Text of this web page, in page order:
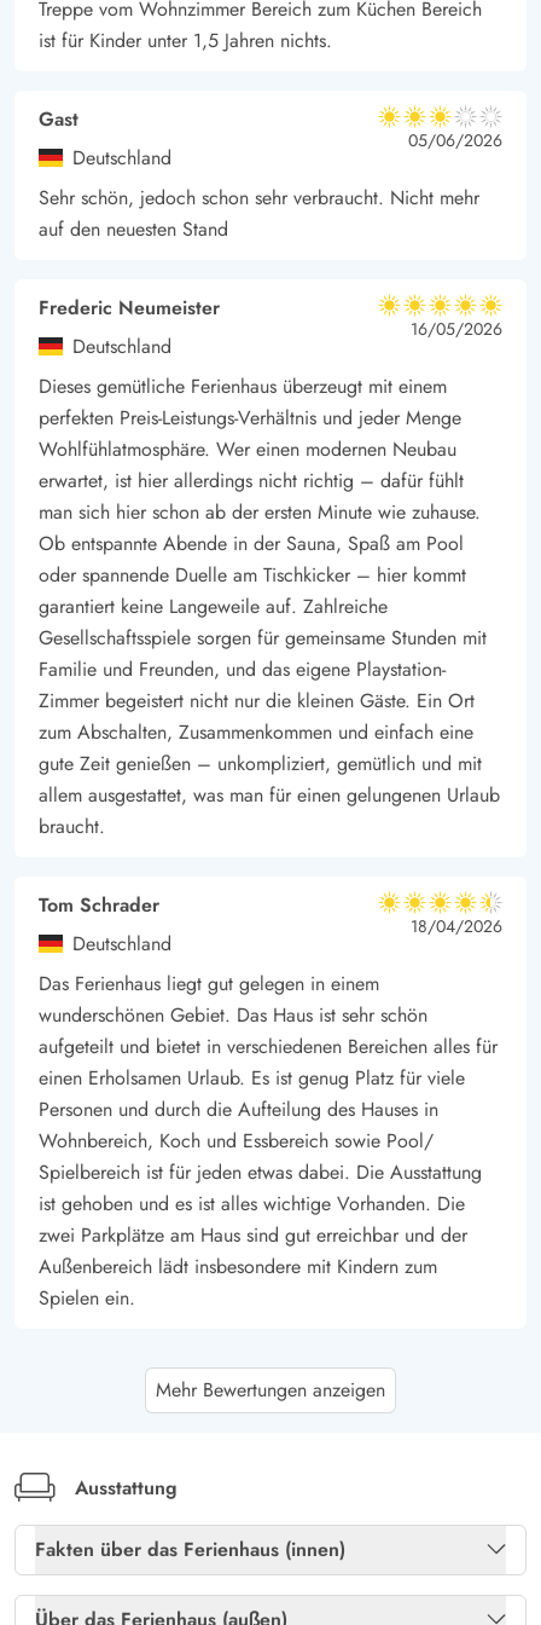
Spielspaß. Auch ein Trampolin sorgt für Spaß mit der ganzen
Zusätzlich sorgt die Lage des Ferienhauses im Blomstervangen
86 für eine angenehme Privatsphäre da der Garten rundum
von Bäumen eingefasst ist.
Jegum Ferieland – Familienfreundliches Ferienhausgebiet
Die gute Lage macht Jegum Ferieland zu einem optimalen
Naturschönheiten, die alle einfach zu erreichen sind.
Abenteuerlustige Familien und Ruhesuchende – hier kommt
Die Strände der dänischen Westküste sind dabei nur einen
Katzensprung entfernt – in nur 10km erreicht ihr die herrlichen
Sandstrände, die sich gut für einen Tag voller Sonnenschein,
Schwimmen und Sandburgen bauen eignen. Der Alltag wird
euch durch die leicht erreichbaren Einkaufsmöglichkeiten
erleichtert. Nur 400m von eurem Ferienhaus entfernt findet ihr
alles was ihr für einen sorgenfreien Aufenthalt benötigt. Sei es
für den großen Wocheneinkauf oder den spontanen Kauf von
frischen Lebensmitteln für den Grillabend auf der Terrasse.
Treppe vom Wohnzimmer Bereich zum Küchen Bereich
ist für Kinder unter 1,5 Jahren nichts.
Gast
Deutschland
3 von 5
3 von 5
3 out of 5
05/06/2026
Sehr schön, jedoch schon sehr verbraucht. Nicht mehr
auf den neuesten Stand
Frederic Neumeister
Deutschland
5 von 5
5 von 5
5 out of 5
16/05/2026
Dieses gemütliche Ferienhaus überzeugt mit einem
perfekten Preis-Leistungs-Verhältnis und jeder Menge
Wohlfühlatmosphäre. Wer einen modernen Neubau
erwartet, ist hier allerdings nicht richtig – dafür fühlt
man sich hier schon ab der ersten Minute wie zuhause.
Ob entspannte Abende in der Sauna, Spaß am Pool
oder spannende Duelle am Tischkicker – hier kommt
garantiert keine Langeweile auf. Zahlreiche
Gesellschaftsspiele sorgen für gemeinsame Stunden mit
Familie und Freunden, und das eigene Playstation-
Zimmer begeistert nicht nur die kleinen Gäste. Ein Ort
zum Abschalten, Zusammenkommen und einfach eine
gute Zeit genießen – unkompliziert, gemütlich und mit
allem ausgestattet, was man für einen gelungenen Urlaub
braucht.
Tom Schrader
Deutschland
4.5 von 5
4.5 von 5
4.5 out of 5
18/04/2026
Das Ferienhaus liegt gut gelegen in einem
wunderschönen Gebiet. Das Haus ist sehr schön
aufgeteilt und bietet in verschiedenen Bereichen alles für
einen Erholsamen Urlaub. Es ist genug Platz für viele
Personen und durch die Aufteilung des Hauses in
Wohnbereich, Koch und Essbereich sowie Pool/
Spielbereich ist für jeden etwas dabei. Die Ausstattung
ist gehoben und es ist alles wichtige Vorhanden. Die
zwei Parkplätze am Haus sind gut erreichbar und der
Außenbereich lädt insbesondere mit Kindern zum
Spielen ein.
Heike Janssen
Deutschland
3.5 von 5
3.5 out of 5
Küche ist alles vorhanden was man so benötigt. Die
Schlafzimmer sind zwar klein aber die Betten sind
bequem. Der Pool ist das Highlight das Hauses. Die
Bäder sind in die Jahre gekommen.
Mehr Bewertungen anzeigen
Ausstattung
Fakten über das Ferienhaus (innen)
Freies Glasfasernetz
Ja
Über das Ferienhaus (außen)